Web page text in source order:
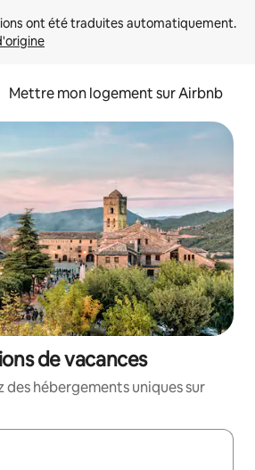
Mettre mon logement sur Airbnb
de vacances
des hébergements uniques sur
s'affichent, utilisez les flèches vers le